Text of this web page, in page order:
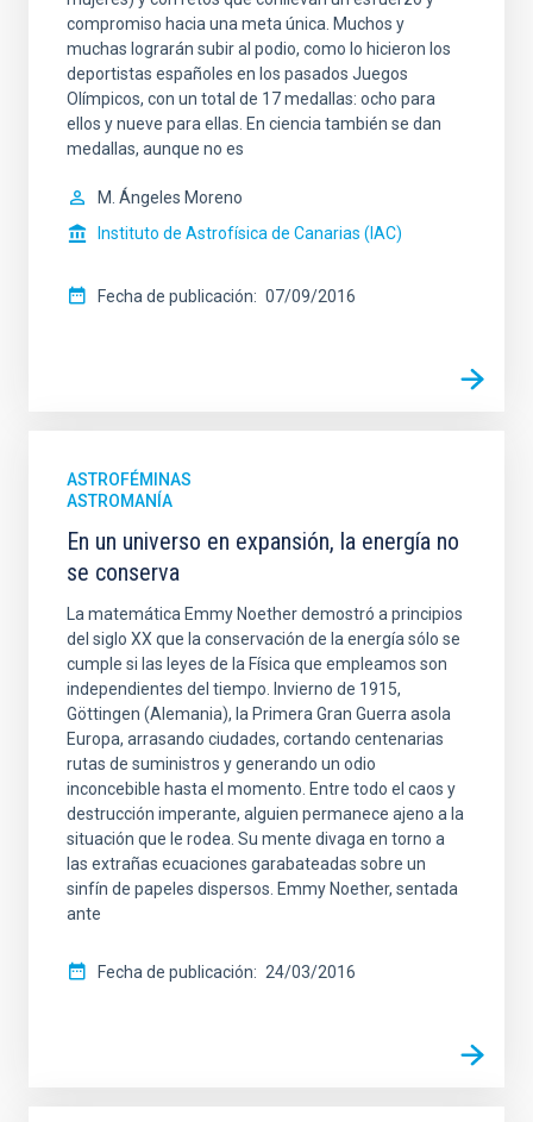
compromiso hacia una meta única. Muchos y
muchas lograrán subir al podio, como lo hicieron los
deportistas españoles en los pasados Juegos
Olímpicos, con un total de 17 medallas: ocho para
ellos y nueve para ellas. En ciencia también se dan
medallas, aunque no es
M. Ángeles Moreno
Instituto de Astrofísica de Canarias (IAC)
Fecha de publicación 07/09/2016
ASTROFÉMINAS
ASTROMANÍA
En un universo en expansión, la energía no
se conserva
La matemática Emmy Noether demostró a principios
del siglo XX que la conservación de la energía sólo se
cumple si las leyes de la Física que empleamos son
independientes del tiempo. Invierno de 1915,
Göttingen (Alemania), la Primera Gran Guerra asola
Europa, arrasando ciudades, cortando centenarias
rutas de suministros y generando un odio
inconcebible hasta el momento. Entre todo el caos y
destrucción imperante, alguien permanece ajeno a la
situación que le rodea. Su mente divaga en torno a
las extrañas ecuaciones garabateadas sobre un
sinfín de papeles dispersos. Emmy Noether, sentada
ante
Fecha de publicación 24/03/2016